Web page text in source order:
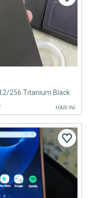
256 Titanium Black
HARI INI